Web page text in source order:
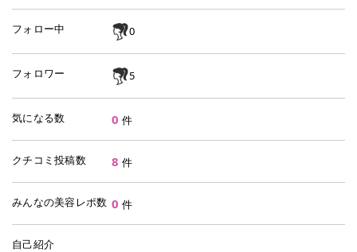
フォロー中 0
フォロワー 5
気になる数 0 件
クチコミ投稿数 8 件
みんなの美容レポ数 0 件
自己紹介